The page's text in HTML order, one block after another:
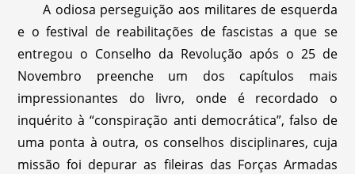
A odiosa perseguição aos militares de esquerda
e o festival de reabilitações de fascistas a que se
entregou o Conselho da Revolução após o 25 de
Novembro preenche um dos capítulos mais
impressionantes do livro, onde é recordado o
inquérito à “conspiração anti democrática”, falso de
uma ponta à outra, os conselhos disciplinares, cuja
missão foi depurar as fileiras das Forças Armadas